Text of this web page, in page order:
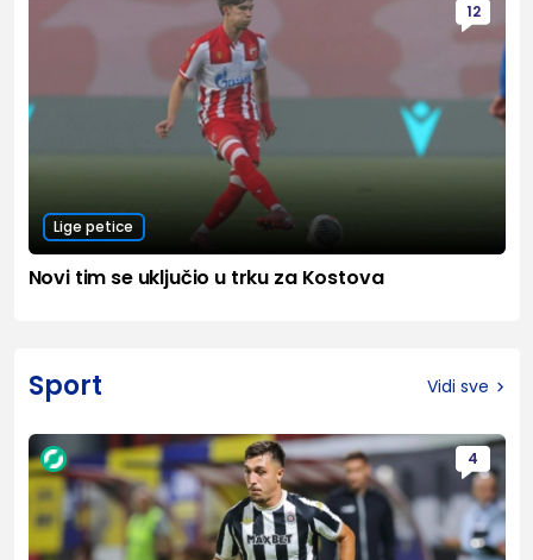
12
Lige petice
Novi tim se uključio u trku za Kostova
Sport Vidi sve
4